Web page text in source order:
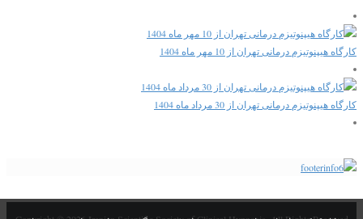
کارگاه هیپنوتیزم درمانی تهران از 10 مهر ماه 1404
کارگاه هیپنوتیزم درمانی تهران از 30 مرداد ماه 1404